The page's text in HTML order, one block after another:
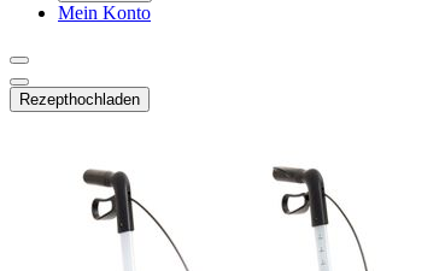
Mein Konto
Rezepthochladen